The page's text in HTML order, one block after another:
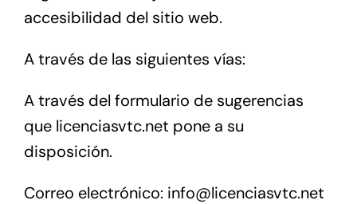
accesibilidad del sitio web.
A través de las siguientes vías:
A través del formulario de sugerencias
que licenciasvtc.net pone a su
disposición.
Correo electrónico: info@licenciasvtc.net